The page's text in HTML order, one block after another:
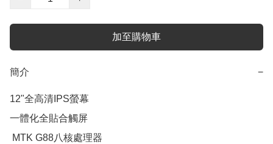
加至購物車
簡介 −
12"全高清IPS螢幕
一體化全貼合觸屏